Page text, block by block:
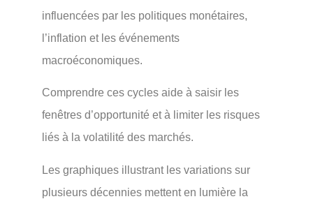
influencées par les politiques monétaires,
l’inflation et les événements
macroéconomiques.
Comprendre ces cycles aide à saisir les
fenêtres d’opportunité et à limiter les risques
liés à la volatilité des marchés.
Les graphiques illustrant les variations sur
plusieurs décennies mettent en lumière la